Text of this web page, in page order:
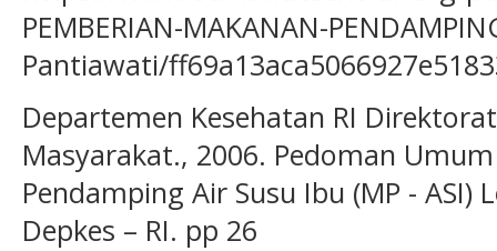
PEMBERIAN-MAKANAN-
Pantiawati/
Departemen Kesehatan RI
Masyarakat., 2006. Pedoman
Pendamping Air Susu Ibu (MP - ASI)
Depkes – RI. pp 26